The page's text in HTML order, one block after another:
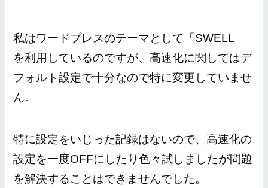
私はワードプレスのテーマとして「SWELL」
を利用しているのですが、高速化に関してはデ
フォルト設定で十分なので特に変更していませ
ん。
特に設定をいじった記録はないので、高速化の
設定を一度OFFにしたり色々試しましたが問題
を解決することはできませんでした。